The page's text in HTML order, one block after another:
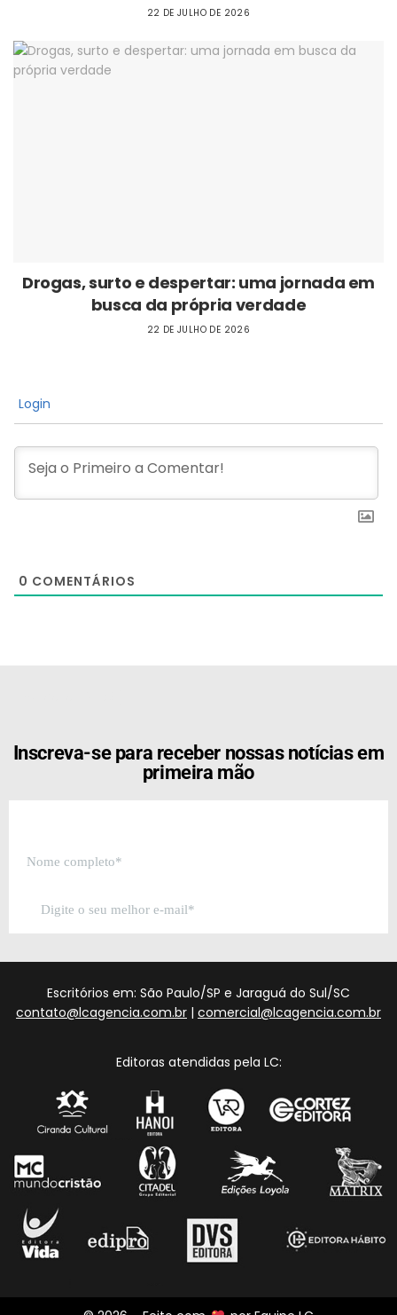
22 DE JULHO DE 2026
Drogas, surto e despertar: uma jornada em
busca da própria verdade
22 DE JULHO DE 2026
Login
0 COMENTÁRIOS
Inscreva-se para receber nossas notícias em
primeira mão
Escritórios em: São Paulo/SP e Jaraguá do Sul/SC
contato@lcagencia.com.br | comercial@lcagencia.com.br
Editoras atendidas pela LC: